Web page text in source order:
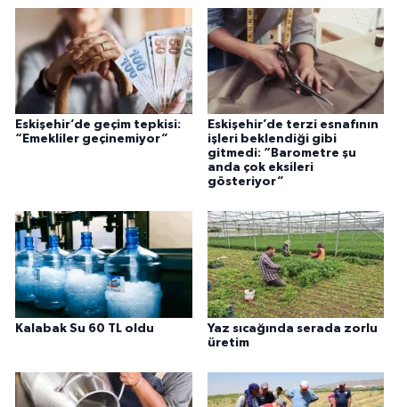
Eskişehir’de geçim tepkisi:
“Emekliler geçinemiyor”
Eskişehir’de terzi esnafının
işleri beklendiği gibi
gitmedi: “Barometre şu
anda çok eksileri
gösteriyor”
Kalabak Su 60 TL oldu
Yaz sıcağında serada zorlu
üretim